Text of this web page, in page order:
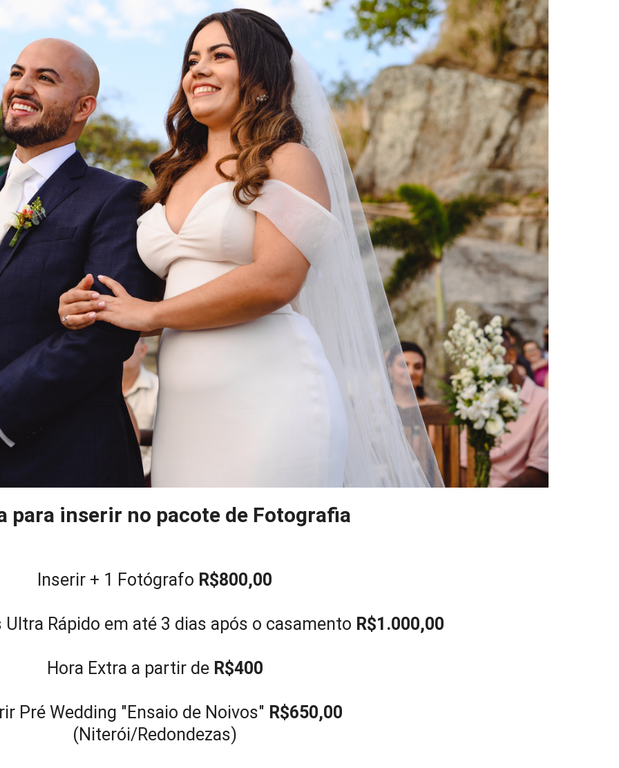
para inserir no pacote de Fotografia
Inserir + 1 Fotógrafo R$800,00
Rápido em até 3 dias após o casamento R$1.000,00
Hora Extra a partir de R$400
Pré Wedding "Ensaio de Noivos" R$650,00
(Niterói/Redondezas)